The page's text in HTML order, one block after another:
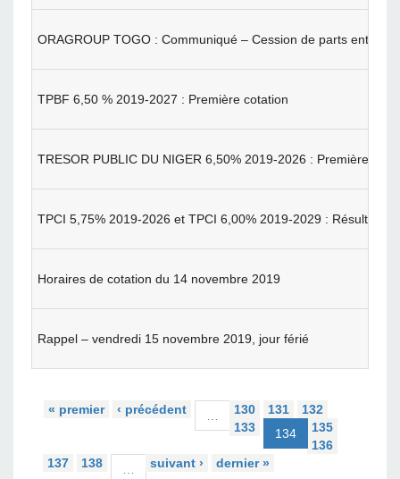
ORAGROUP TOGO : Communiqué – Cession de parts entre
TPBF 6,50 % 2019-2027 : Première cotation
TRESOR PUBLIC DU NIGER 6,50% 2019-2026 : Première
TPCI 5,75% 2019-2026 et TPCI 6,00% 2019-2029 : Résultat
Horaires de cotation du 14 novembre 2019
Rappel – vendredi 15 novembre 2019, jour férié
« premier ‹ précédent … 130 131
132
133
134
135
136
137
138 … suivant › dernier »